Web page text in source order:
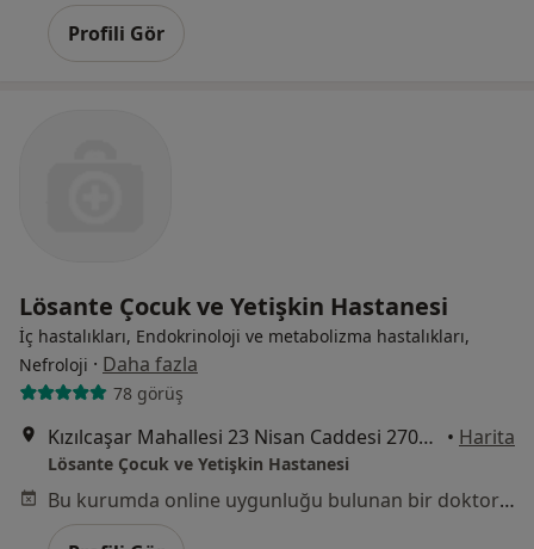
Profili Gör
Lösante Çocuk ve Yetişkin Hastanesi
İç hastalıkları, Endokrinoloji ve metabolizma hastalıkları,
Nefroloji · Daha fazla
78 görüş
Kızılcaşar Mahallesi 23 Nisan Caddesi 2705 sokak No:20 İncek, Gölbaşı • Harita
Lösante Çocuk ve Yetişkin Hastanesi
Bu kurumda online uygunluğu bulunan bir doktor veya uzman bulunamadı